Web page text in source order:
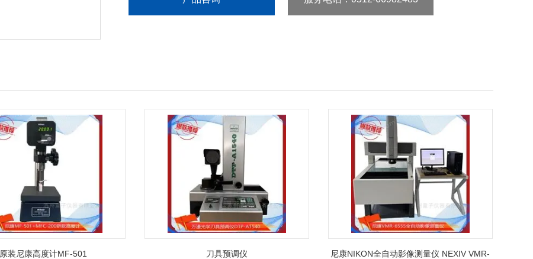
原装尼康高度计MF-501 刀具预调仪
尼康NIKON全自动影像测量仪 NEXIV VMR-